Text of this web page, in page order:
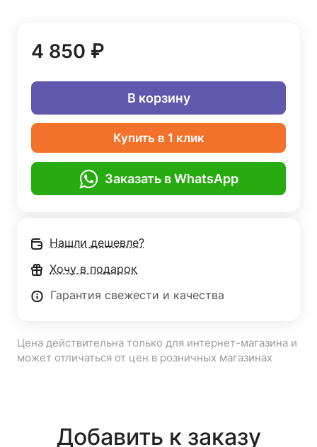
4 850 ₽
В корзину
Купить в 1 клик
Заказать в WhatsApp
Нашли дешевле?
Хочу в подарок
Гарантия свежести и качества
Цена действительна только для интернет-магазина и
может отличаться от цен в розничных магазинах
Добавить к заказу